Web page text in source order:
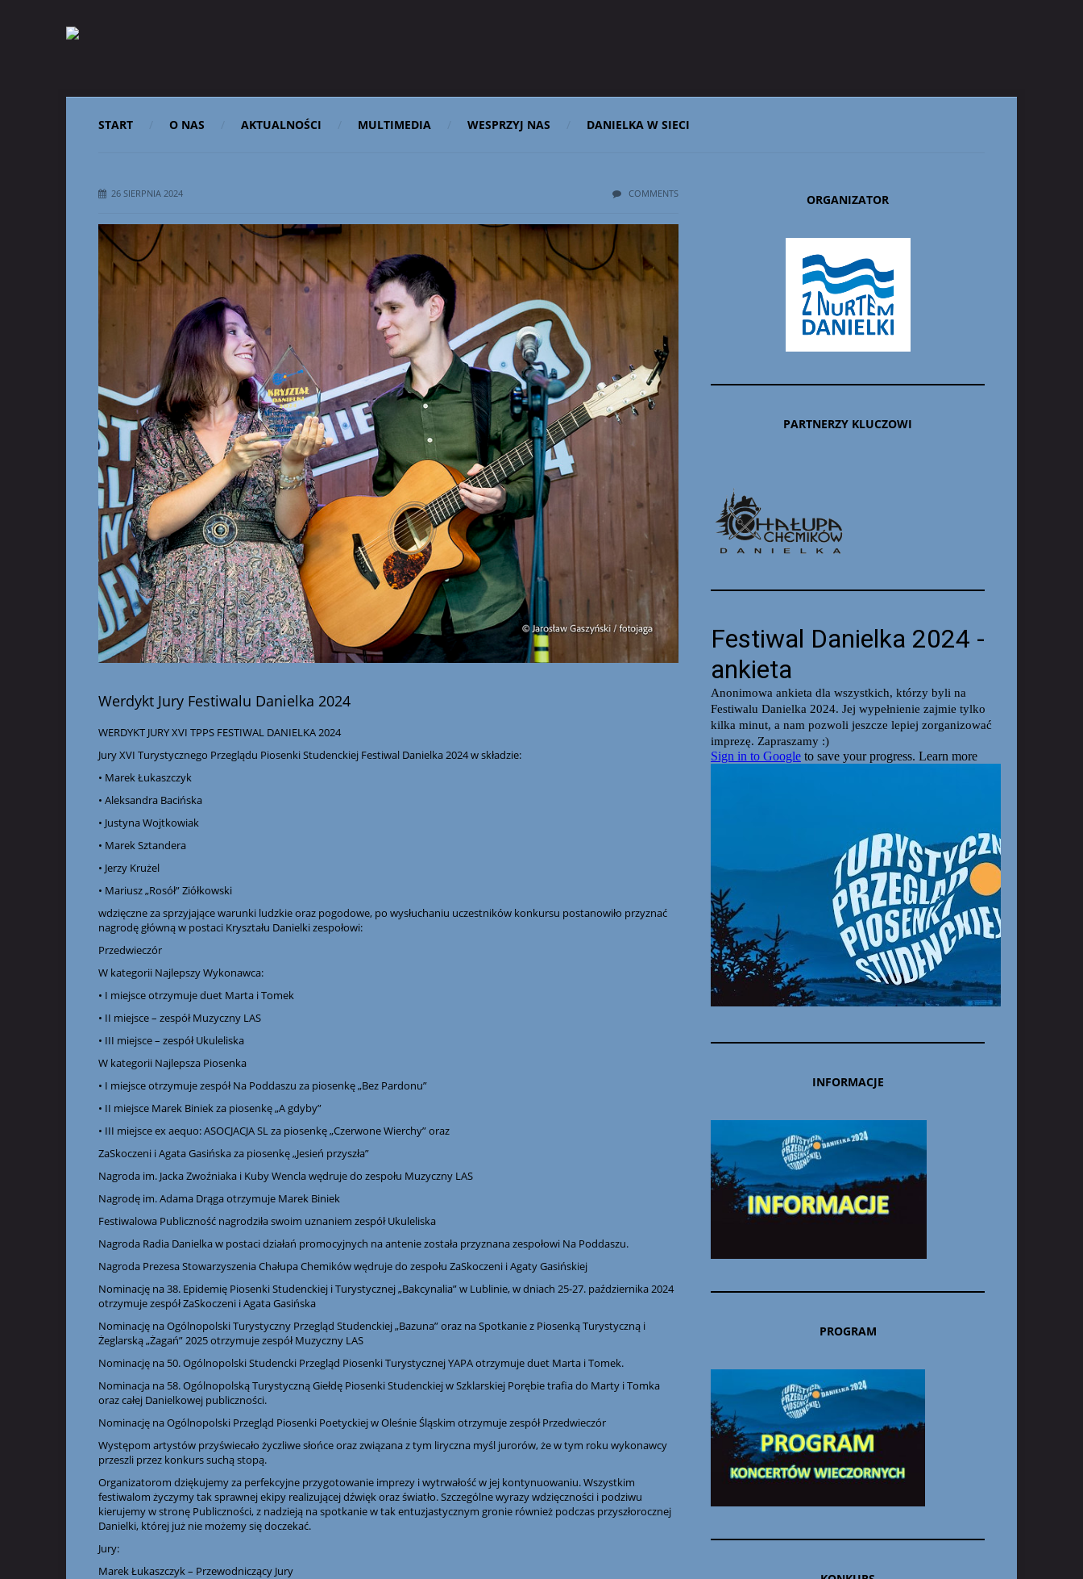
START O NAS AKTUALNOŚCI MULTIMEDIA WESPRZYJ NAS DANIELKA W SIECI
26 SIERPNIA 2024 COMMENTS
Werdykt Jury Festiwalu Danielka 2024
WERDYKT JURY XVI TPPS FESTIWAL DANIELKA 2024
JuryXVI Turystycznego Przeglądu Piosenki Studenckiej Festiwal Danielka 2024 w składzie:
• Marek Łukaszczyk
• Aleksandra Bacińska
• Justyna Wojtkowiak
• Marek Sztandera
• Jerzy Krużel
• Mariusz „Rosół” Ziółkowski
wdzięczne za sprzyjające warunki ludzkie oraz pogodowe, po wysłuchaniu uczestników konkursu postanowiło przyznać
nagrodę główną w postaci Kryształu Danielki zespołowi:
Przedwieczór
W kategorii Najlepszy Wykonawca:
• I miejsce otrzymuje duet Marta i Tomek
• II miejsce – zespół Muzyczny LAS
• III miejsce – zespół Ukuleliska
W kategorii Najlepsza Piosenka
• I miejsce otrzymuje zespół Na Poddaszu za piosenkę „Bez Pardonu”
• II miejsce Marek Biniek za piosenkę „A gdyby”
• III miejsce ex aequo: ASOCJACJA SL za piosenkę „Czerwone Wierchy” oraz
ZaSkoczeni i Agata Gasińska za piosenkę „Jesień przyszła”
Nagroda im. Jacka Zwoźniaka i Kuby Wencla wędruje do zespołu Muzyczny LAS
Nagrodę im. Adama Drąga otrzymuje Marek Biniek
Festiwalowa Publiczność nagrodziła swoim uznaniem zespół Ukuleliska
Nagroda Radia Danielka w postaci działań promocyjnych na antenie została przyznana zespołowi Na Poddaszu.
Nagroda Prezesa Stowarzyszenia Chałupa Chemików wędruje do zespołu ZaSkoczeni i Agaty Gasińskiej
Nominację na 38. Epidemię Piosenki Studenckiej i Turystycznej „Bakcynalia” w Lublinie, w dniach 25-27. października 2024
otrzymuje zespół ZaSkoczeni i Agata Gasińska
Nominację na Ogólnopolski Turystyczny Przegląd Studenckiej „Bazuna” oraz na Spotkanie z Piosenką Turystyczną i
Żeglarską „Żagań” 2025 otrzymuje zespół Muzyczny LAS
Nominację na 50. Ogólnopolski Studencki Przegląd Piosenki Turystycznej YAPA otrzymuje duet Marta i Tomek.
Nominacja na 58. Ogólnopolską Turystyczną Giełdę Piosenki Studenckiej w Szklarskiej Porębie trafia do Marty i Tomka
oraz całej Danielkowej publiczności.
Nominację na Ogólnopolski Przegląd Piosenki Poetyckiej w Oleśnie Śląskim otrzymuje zespół Przedwieczór
Występom artystów przyświecało życzliwe słońce oraz związana z tym liryczna myśl jurorów, że w tym roku wykonawcy
przeszli przez konkurs suchą stopą.
Organizatorom dziękujemy za perfekcyjne przygotowanie imprezy i wytrwałość w jej kontynuowaniu. Wszystkim
festiwalom życzymy tak sprawnej ekipy realizującej dźwięk oraz światło. Szczególne wyrazy wdzięczności i podziwu
kierujemy w stronę Publiczności, z nadzieją na spotkanie w tak entuzjastycznym gronie również podczas przyszłorocznej
Danielki, której już nie możemy się doczekać.
Jury:
Marek Łukaszczyk – Przewodniczący Jury
ORGANIZATOR
PARTNERZY KLUCZOWI
INFORMACJE
PROGRAM